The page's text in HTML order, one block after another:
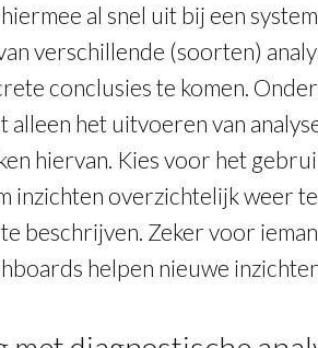
al snel uit bij een
verschillende (soorten)
conclusies te komen.
alleen het uitvoeren van
hiervan. Kies voor het
inzichten overzichtelijk weer
beschrijven. Zeker voor
helpen nieuwe